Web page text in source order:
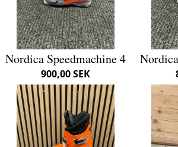
Nordica Speedmachine 4
900,00 SEK